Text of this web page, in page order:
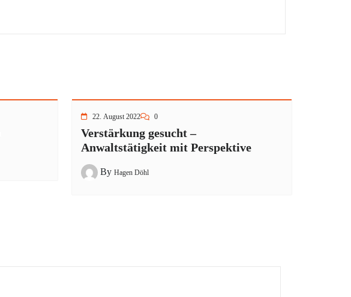
22. August 2022 0
Verstärkung gesucht –
Anwaltstätigkeit mit Perspektive
By Hagen Döhl